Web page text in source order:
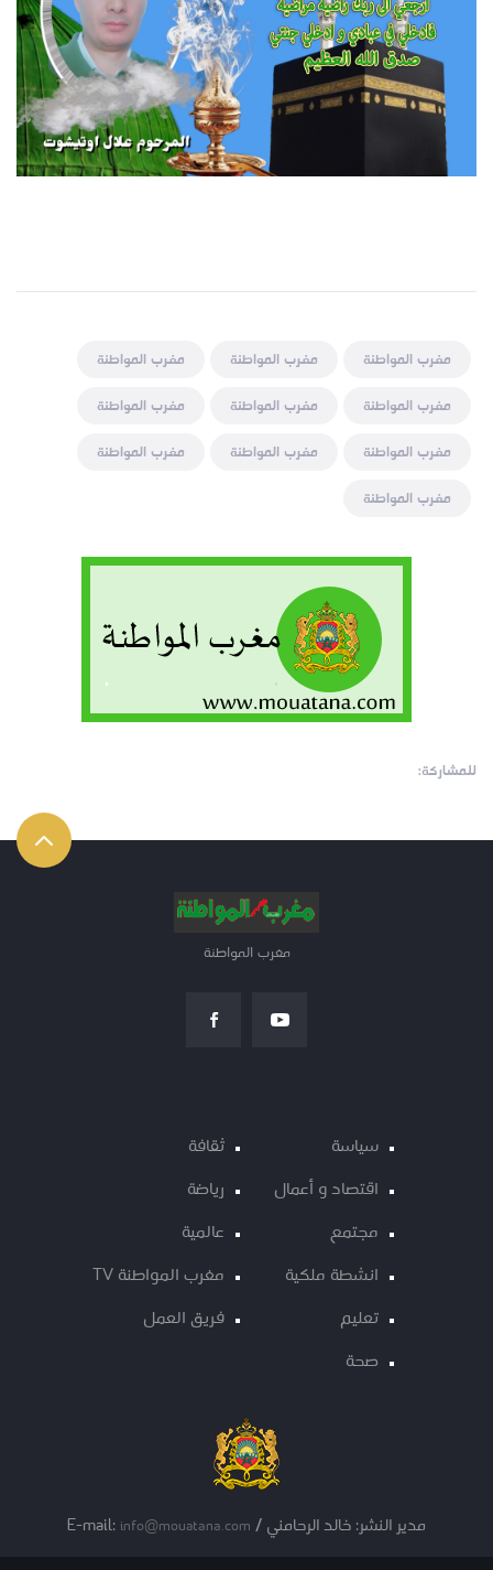
مغرب المواطنة مغرب المواطنة
مغرب المواطنة
مغرب المواطنة
مغرب المواطنة
مغرب المواطنة
مغرب المواطنة
مغرب المواطنة
مغرب المواطنة
مغرب المواطنة
للمشاركة:
مغرب المواطنة
سياسة
اقتصاد و أعمال
مجتمع
انشطة ملكية
تعليم
صحة
ثقافة
رياضة
عالمية
مغرب المواطنة TV
فريق العمل
مدير النشر: خالد الرحامني / E-mail: info@mouatana.com